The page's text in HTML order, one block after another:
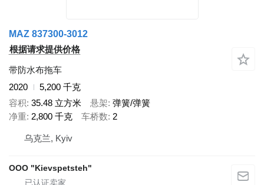
MAZ 837300-3012
根据请求提供价格
带防水布拖车
2020
5,200 千克
容积 35.48 立方米 悬架 弹簧/弹簧
净重 2,800 千克 车桥数 2
乌克兰, Kyiv
OOO "Kievspetsteh"